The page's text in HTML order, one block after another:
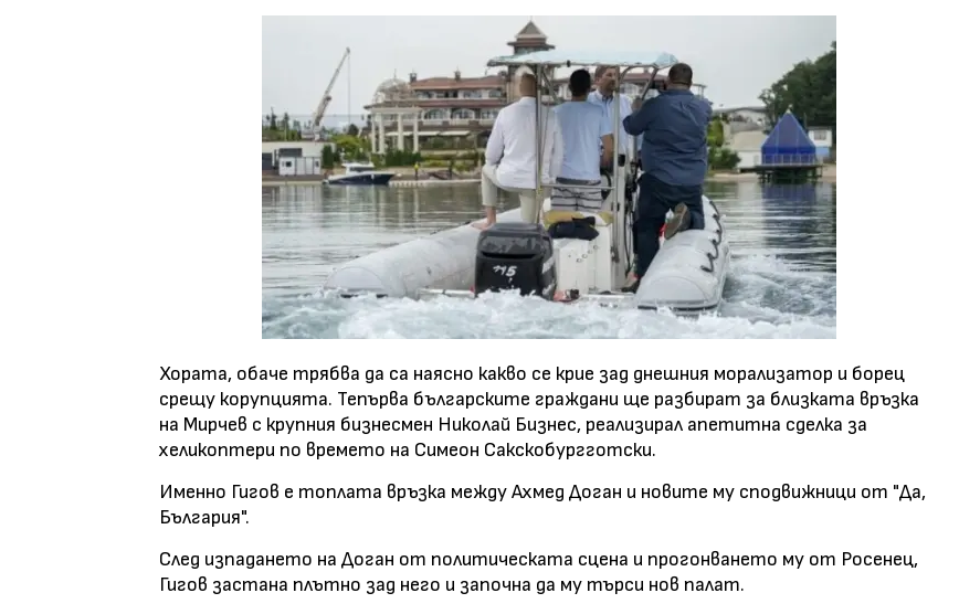
Хората, обаче трябва да са наясно какво се крие зад днешния морализатор и борец
срещу корупцията. Тепърва българските граждани ще разбират за близката връзка
на Мирчев с крупния бизнесмен Николай Бизнес, реализирал апетитна сделка за
хеликоптери по времето на Симеон Сакскобургготски.
Именно Гигов е топлата връзка между Ахмед Доган и новите му сподвижници от "Да,
България".
След изпадането на Доган от политическата сцена и прогонването му от Росенец,
Гигов застана плътно зад него и започна да му търси нов палат.